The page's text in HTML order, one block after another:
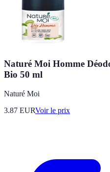
Naturé Moi Homme
Bio 50 ml
Naturé Moi
3.87 EURVoir le prix